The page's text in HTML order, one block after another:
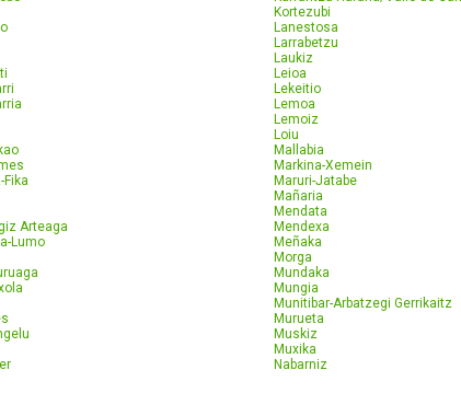
Fika
Arteaga
Lumo
Kortezubi
Lanestosa
Larrabetzu
Laukiz
Leioa
Lekeitio
Lemoa
Lemoiz
Loiu
Mallabia
Markina-Xemein
Maruri-Jatabe
Mañaria
Mendata
Mendexa
Meñaka
Morga
Mundaka
Mungia
Munitibar-Arbatzegi Gerrikaitz
Murueta
Muskiz
Muxika
Nabarniz